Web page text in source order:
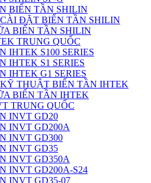
BIẾN TẦN SHILIN
ĐẶT BIẾN TẦN SHILIN
BIẾN TẦN SHILIN
TRUNG QUỐC
IHTEK S100 SERIES
IHTEK S1 SERIES
IHTEK G1 SERIES
THUẬT BIẾN TẦN IHTEK
BIẾN TẦN IHTEK
TRUNG QUỐC
INVT GD20
INVT GD200A
INVT GD300
INVT GD35
INVT GD350A
INVT GD200A-S24
INVT GD35-07